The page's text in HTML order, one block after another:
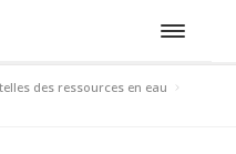
des ressources en eau
survenue dans le barrage